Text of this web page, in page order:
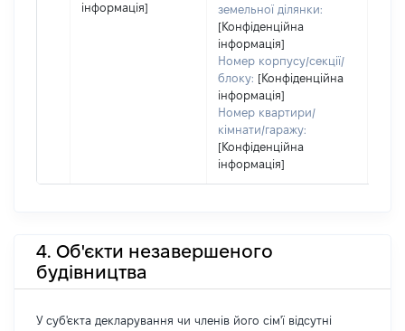
інформація]
земельної ділянки:
[Конфіденційна
інформація]
Номер корпусу/секції/
блоку: [Конфіденційна
інформація]
Номер квартири/
кімнати/гаражу:
[Конфіденційна
інформація]
4. Об'єкти незавершеного
будівництва
У суб'єкта декларування чи членів його сім'ї відсутні